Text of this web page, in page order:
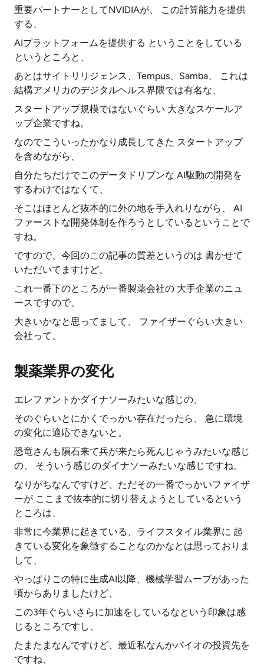
重要パートナーとしてNVIDIAが、 この計算能力を提供
する、
AIプラットフォームを提供する ということをしている
というところと、
あとはサイトリリジェンス、Tempus、Samba、 これは
結構アメリカのデジタルヘルス界隈では有名な、
スタートアップ規模ではないぐらい 大きなスケールア
ップ企業ですね。
なのでこういったかなり成長してきた スタートアップ
を含めながら、
自分たちだけでこのデータドリブンな AI駆動の開発を
するわけではなくて、
そこはほとんど抜本的に外の地を手入れりながら、 AI
ファーストな開発体制を作ろうとしているということで
すね。
ですので、今回のこの記事の質差というのは 書かせて
いただいてますけど、
これ一番下のところが一番製薬会社の 大手企業のニュ
ースですので、
大きいかなと思ってまして、 ファイザーぐらい大きい
会社って、
製薬業界の変化
エレファントかダイナソーみたいな感じの、
そのぐらいとにかくでっかい存在だったら、 急に環境
の変化に適応できないと。
恐竜さんも隕石来て兵が来たら死んじゃうみたいな感じ
の、 そういう感じのダイナソーみたいな感じですね。
なりがちなんですけど、ただその一番でっかいファイザ
ーが ここまで抜本的に切り替えようとしているという
ところは、
非常に今業界に起きている、ライフスタイル業界に 起
きている変化を象徴することなのかなとは思っておりま
して、
やっぱりこの特に生成AI以降、機械学習ムーブがあった
頃からありましたけど、
この3年ぐらいさらに加速をしているなという印象は感
じるところですし、
たまたまなんですけど、最近私なんかバイオの投資先を
ですね、